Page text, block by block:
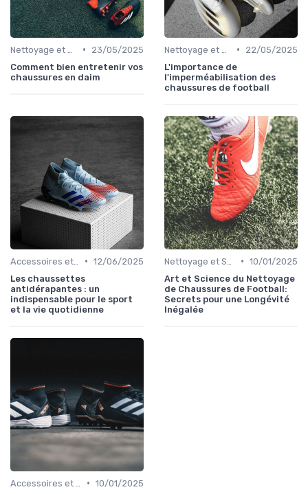
•
23/05/2025
Comment bien entretenir vos
chaussures en daim
•
22/05/2025
L'importance de
l'imperméabilisation des
chaussures de football
• 12/06/2025
Les chaussettes
antidérapantes : un
indispensable pour le sport
et la vie quotidienne
• 10/01/2025
Art et Science du Nettoyage
de Chaussures de Football:
Secrets pour une Longévité
Inégalée
• 10/01/2025